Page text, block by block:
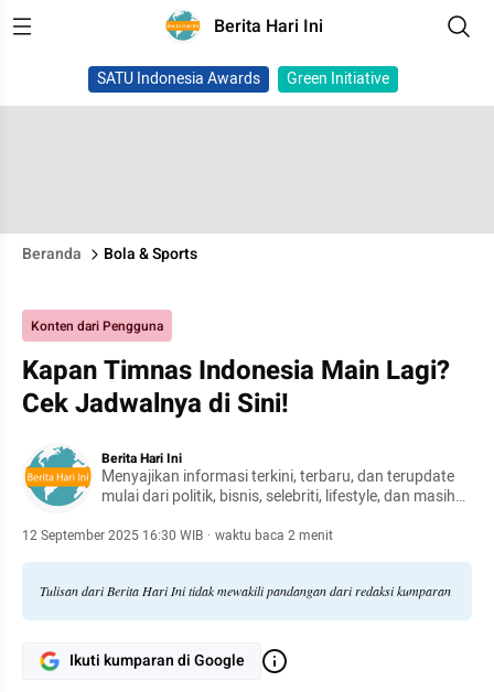
Berita Hari Ini
SATU Indonesia Awards Green Initiative
Beranda Bola & Sports
Konten dari Pengguna
Kapan Timnas Indonesia Main Lagi?
Cek Jadwalnya di Sini!
Berita Hari Ini
Menyajikan informasi terkini, terbaru, dan terupdate
mulai dari politik, bisnis, selebriti, lifestyle, dan masih
12 September 2025 16:30 WIB · waktu baca 2 menit
Tulisan dari Berita Hari Ini tidak mewakili pandangan dari redaksi kumparan
Ikuti kumparan di Google